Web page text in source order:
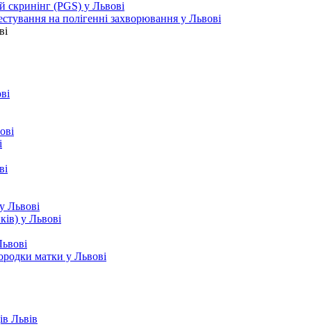
скринінг (PGS) у Львові
на полігенні захворювання у Львові
Львові
у Львові
матки у Львові
Львів